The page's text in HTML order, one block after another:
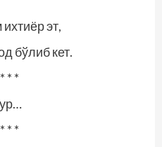
эт,
бўлиб кет.
* * *
* * *